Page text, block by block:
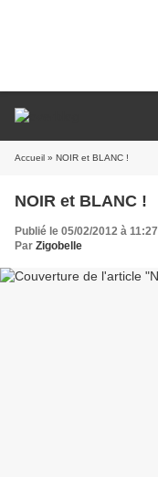
Accueil » NOIR et BLANC !
NOIR et BLANC !
Publié le 05/02/2012 à 11:27
Par Zigobelle